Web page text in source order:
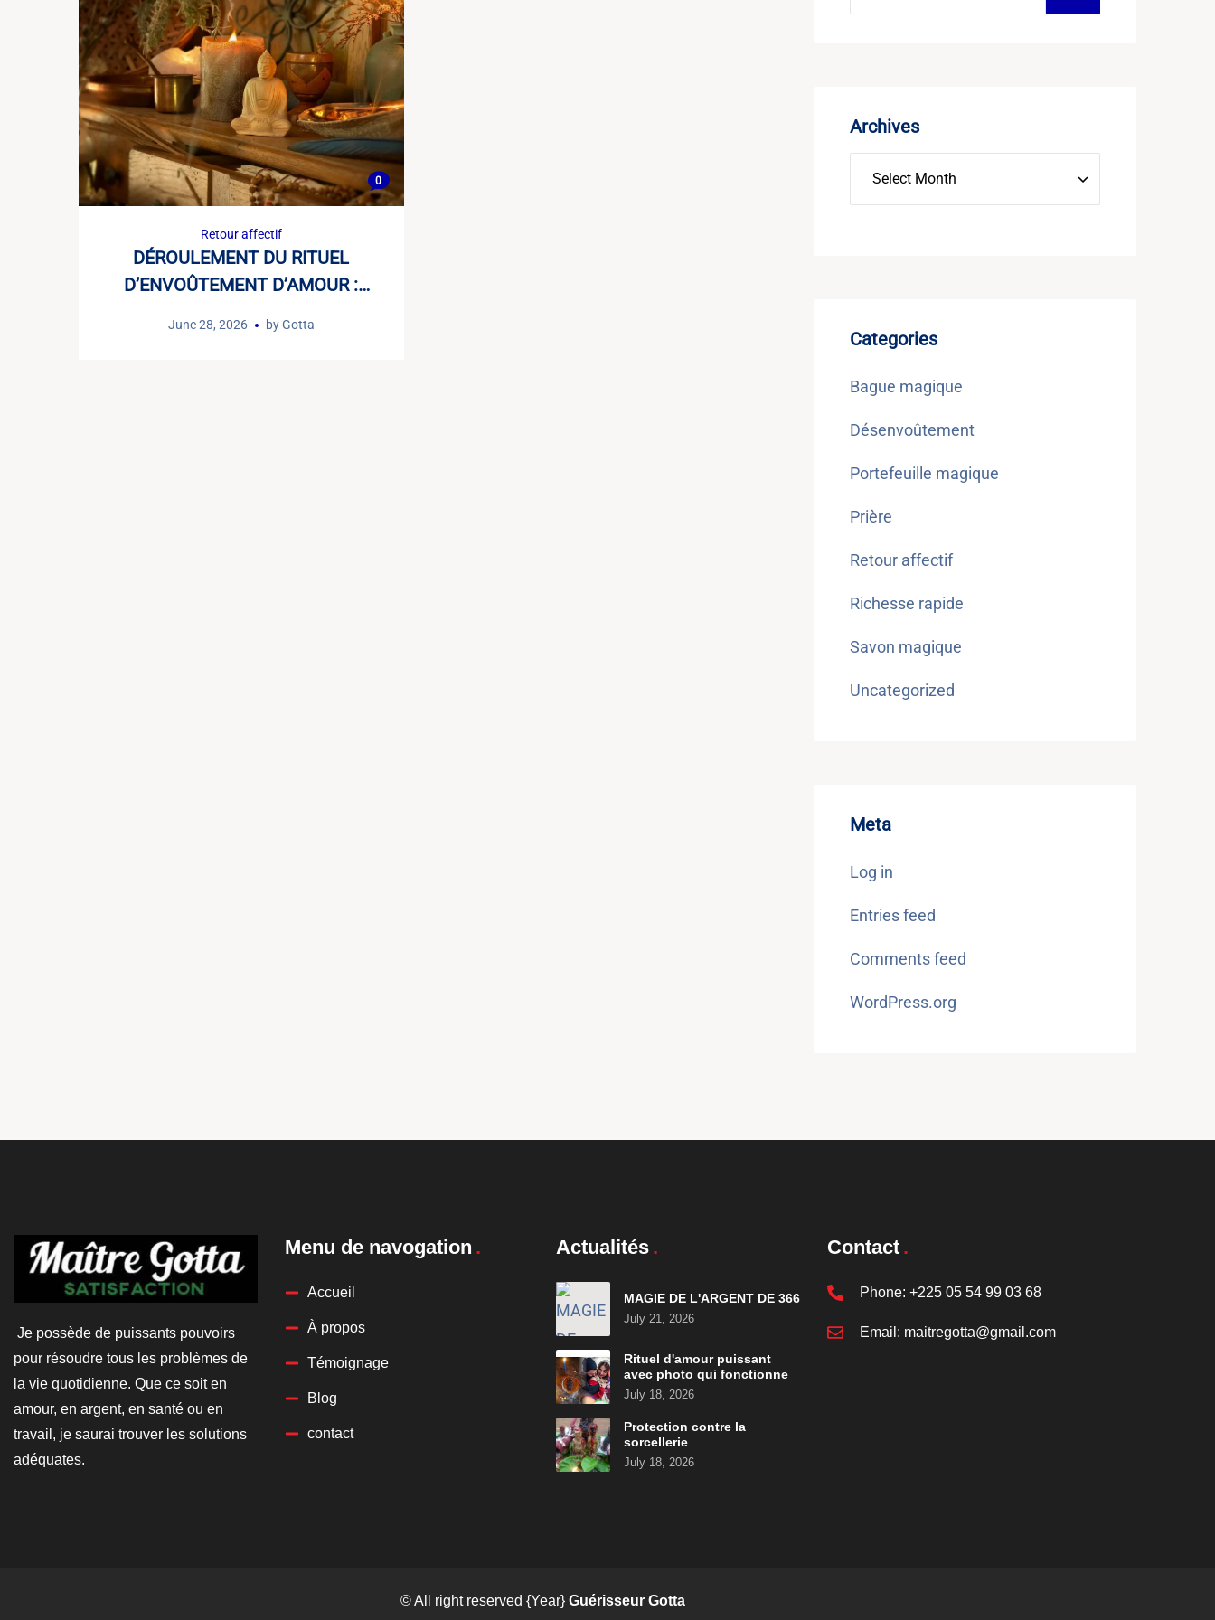
0
Retour affectif
DÉROULEMENT DU RITUEL
D’ENVOÛTEMENT D’AMOUR :
MARABOUT
June 28, 2026 byGotta
Archives
Categories
Bague magique
Désenvoûtement
Portefeuille magique
Prière
Retour affectif
Richesse rapide
Savon magique
Uncategorized
Meta
Log in
Entries feed
Comments feed
WordPress.org
Je possède de puissants pouvoirs
pour résoudre tous les problèmes de
la vie quotidienne. Que ce soit en
amour, en argent, en santé ou en
travail, je saurai trouver les solutions
adéquates.
Menu de navogation
Accueil
À propos
Témoignage
Blog
contact
Actualités
MAGIE DE L'ARGENT DE 366
July 21, 2026
Rituel d'amour puissant
avec photo qui fonctionne
July 18, 2026
Protection contre la
sorcellerie
July 18, 2026
Contact
Phone: +225 05 54 99 03 68
Email: maitregotta@gmail.com
© All right reserved {Year} Guérisseur Gotta